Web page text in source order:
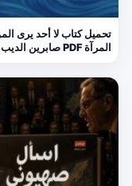
تحميل كتاب لا أحد يرى
المرآة PDF صابرين الديب مجانا